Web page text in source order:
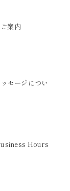
案内
セージについ
Hours